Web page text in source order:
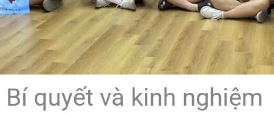
Bí quyết và kinh nghiệm